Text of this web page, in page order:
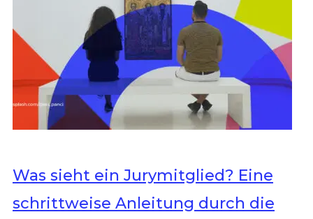
Was sieht ein Jurymitglied? Eine
schrittweise Anleitung durch die